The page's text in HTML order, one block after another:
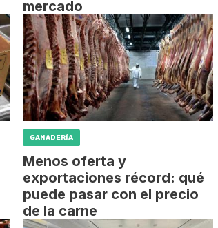
mercado
GANADERÍA
Menos oferta y
exportaciones récord: qué
puede pasar con el precio
de la carne